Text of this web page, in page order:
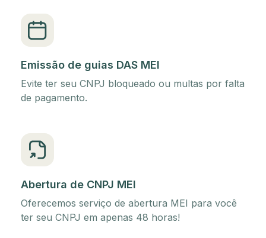
Emissão de guias DAS MEI
Evite ter seu CNPJ bloqueado ou multas por falta
de pagamento.
Abertura de CNPJ MEI
Oferecemos serviço de abertura MEI para você
ter seu CNPJ em apenas 48 horas!